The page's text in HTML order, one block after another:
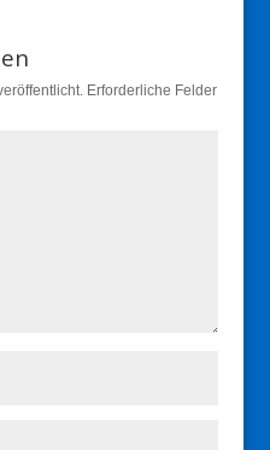
Erforderliche Felder